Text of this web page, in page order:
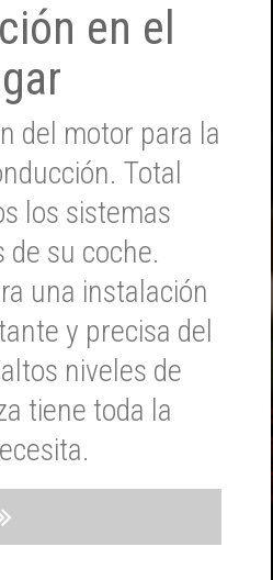
en el
del motor para la
Total
los sistemas
su coche.
una instalación
y precisa del
niveles de
tiene toda la